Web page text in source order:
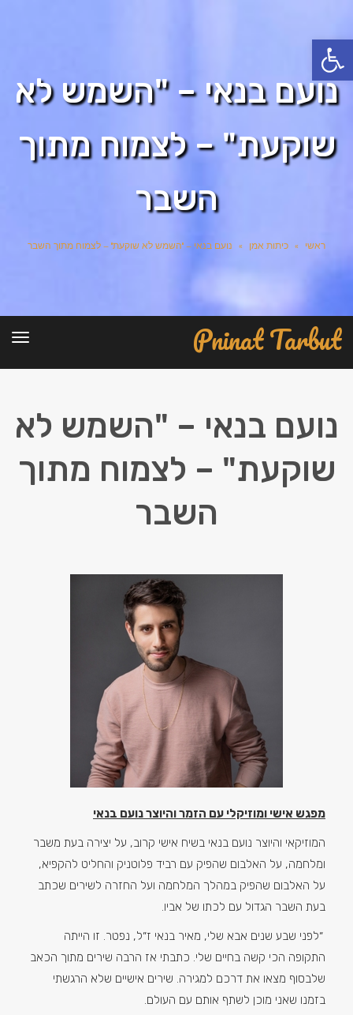
פתח סרגל נגישות
נועם בנאי – "השמש לא
שוקעת" – לצמוח מתוך
השבר
ראשי » כיתות אמן » נועם בנאי – "השמש לא שוקעת" – לצמוח מתוך השבר
Pninat Tarbut
נועם בנאי – "השמש לא
שוקעת" – לצמוח מתוך
השבר
מפגש אישי ומוזיקלי עם הזמר והיוצר נועם בנאי
המוזיקאי והיוצר נועם בנאי בשיח אישי קרוב, על יצירה בעת משבר
ומלחמה, על האלבום שהפיק עם רביד פלוטניק והחליט להקפיא,
על האלבום שהפיק במהלך המלחמה ועל החזרה לשירים שכתב
בעת השבר הגדול עם לכתו של אביו.
״לפני שבע שנים אבא שלי, מאיר בנאי ז״ל, נפטר. זו הייתה
התקופה הכי קשה בחיים שלי. כתבתי אז הרבה שירים מתוך הכאב
שלבסוף מצאו את דרכם למגירה. שירים אישיים שלא הרגשתי
בזמנו שאני מוכן לשתף אותם עם העולם.